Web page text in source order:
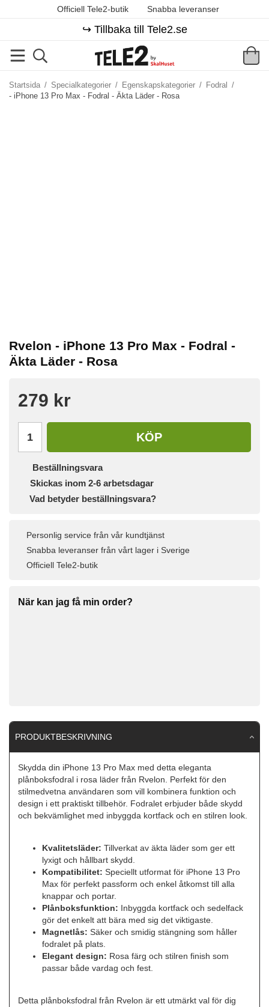
Officiell Tele2-butik Snabba leveranser
↪️ Tillbaka till Tele2.se
Startsida / Specialkategorier / Egenskapskategorier / Fodral
/
- iPhone 13 Pro Max - Fodral - Äkta Läder - Rosa
Rvelon - iPhone 13 Pro Max - Fodral -
Äkta Läder - Rosa
279 kr
KÖP
Beställningsvara
Skickas inom 2-6 arbetsdagar
Vad betyder beställningsvara?
Personlig service från vår kundtjänst
Snabba leveranser från vårt lager i Sverige
Officiell Tele2-butik
När kan jag få min order?
PRODUKTBESKRIVNING
Skydda din iPhone 13 Pro Max med detta eleganta
plånboksfodral i rosa läder från Rvelon. Perfekt för den
stilmedvetna användaren som vill kombinera funktion och
design i ett praktiskt tillbehör. Fodralet erbjuder både skydd
och bekvämlighet med inbyggda kortfack och en stilren look.
Kvalitetsläder: Tillverkat av äkta läder som ger ett
lyxigt och hållbart skydd.
Kompatibilitet: Speciellt utformat för iPhone 13 Pro
Max för perfekt passform och enkel åtkomst till alla
knappar och portar.
Plånboksfunktion: Inbyggda kortfack och sedelfack
gör det enkelt att bära med sig det viktigaste.
Magnetlås: Säker och smidig stängning som håller
fodralet på plats.
Elegant design: Rosa färg och stilren finish som
passar både vardag och fest.
Detta plånboksfodral från Rvelon är ett utmärkt val för dig